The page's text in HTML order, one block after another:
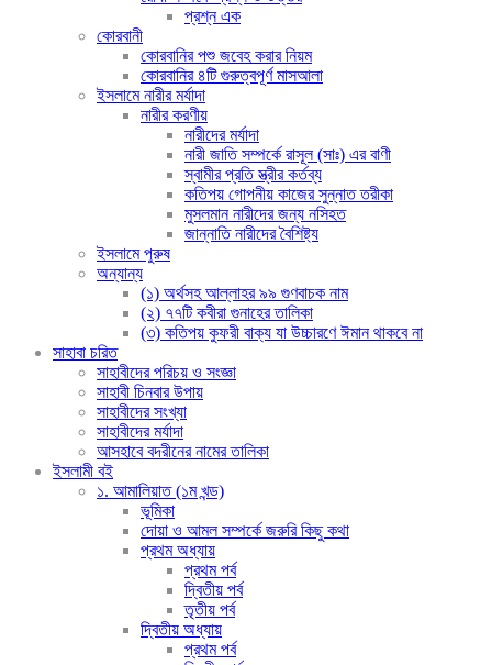
প্রশ্ন এক
কোরবানী
কোরবানির পশু জবেহ করার নিয়ম
কোরবানির ৪টি গুরুত্বপূর্ণ মাসআলা
ইসলামে নারীর মর্যাদা
নারীর করণীয়
নারীদের মর্যাদা
নারী জাতি সম্পর্কে রাসূল (সাঃ) এর বাণী
স্বামীর প্রতি স্ত্রীর কর্তব্য
কতিপয় গোপনীয় কাজের সুন্নাত তরীকা
মুসলমান নারীদের জন্য নসিহত
জান্নাতি নারীদের বৈশিষ্ট্য
ইসলামে পুরুষ
অন্যান্য
(১) অর্থসহ আল্লাহর ৯৯ গুণবাচক নাম
(২) ৭৭টি কবীরা গুনাহের তালিকা
(৩) কতিপয় কুফরী বাক্য যা উচ্চারণে ঈমান থাকবে না
সাহাবা চরিত
সাহাবীদের পরিচয় ও সংজ্ঞা
সাহাবী চিনবার উপায়
সাহাবীদের সংখ্যা
সাহাবীদের মর্যাদা
আসহাবে বদরীনের নামের তালিকা
ইসলামী বই
১. আমালিয়াত (১ম খন্ড)
ভূমিকা
দোয়া ও আমল সম্পর্কে জরুরি কিছু কথা
প্রথম অধ্যায়
প্রথম পর্ব
দ্বিতীয় পর্ব
তৃতীয় পর্ব
দ্বিতীয় অধ্যায়
প্রথম পর্ব